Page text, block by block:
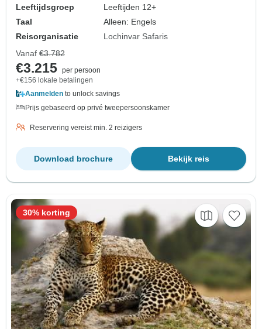
Leeftijdsgroep
Leeftijden 12+
Taal
Alleen: Engels
Reisorganisatie
Lochinvar Safaris
Vanaf €3.782
€3.215 per persoon
+€156 lokale betalingen
Aanmelden to unlock savings
Prijs gebaseerd op privé tweepersoonskamer
Reservering vereist min. 2 reizigers
Bekijk reis
Download brochure
30% korting